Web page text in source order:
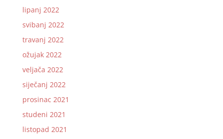
lipanj 2022
svibanj 2022
travanj 2022
ožujak 2022
veljača 2022
siječanj 2022
prosinac 2021
studeni 2021
listopad 2021